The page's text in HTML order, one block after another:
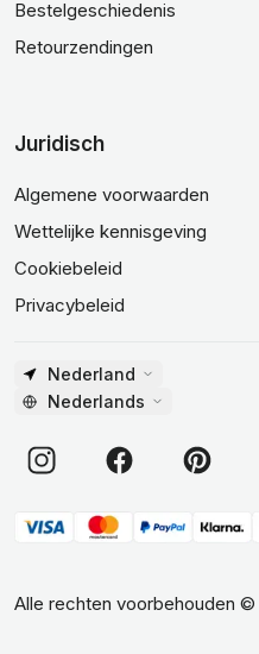
Bestelgeschiedenis
Retourzendingen
Juridisch
Algemene voorwaarden
Wettelijke kennisgeving
Cookiebeleid
Privacybeleid
Nederland
Nederlands
Alle rechten voorbehouden ©